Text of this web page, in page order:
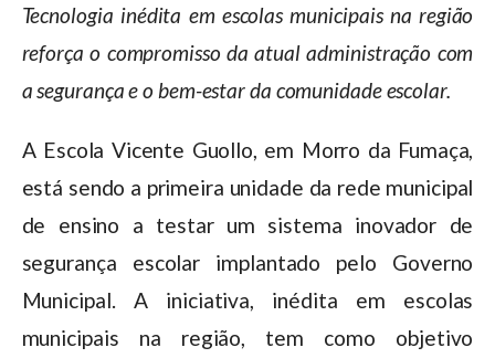
Tecnologia inédita em escolas municipais na região
reforça o compromisso da atual administração com
a segurança e o bem-estar da comunidade escolar.
A Escola Vicente Guollo, em Morro da Fumaça,
está sendo a primeira unidade da rede municipal
de ensino a testar um sistema inovador de
segurança escolar implantado pelo Governo
Municipal. A iniciativa, inédita em escolas
municipais na região, tem como objetivo